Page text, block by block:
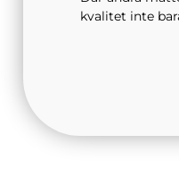
kvalitet inte